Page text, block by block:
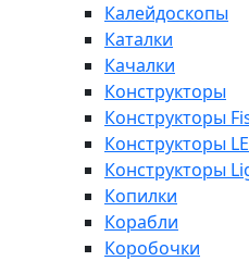
Калейдоскопы
Каталки
Качалки
Конструкторы
Конструкторы
Конструкторы
Конструкторы
Копилки
Корабли
Коробочки